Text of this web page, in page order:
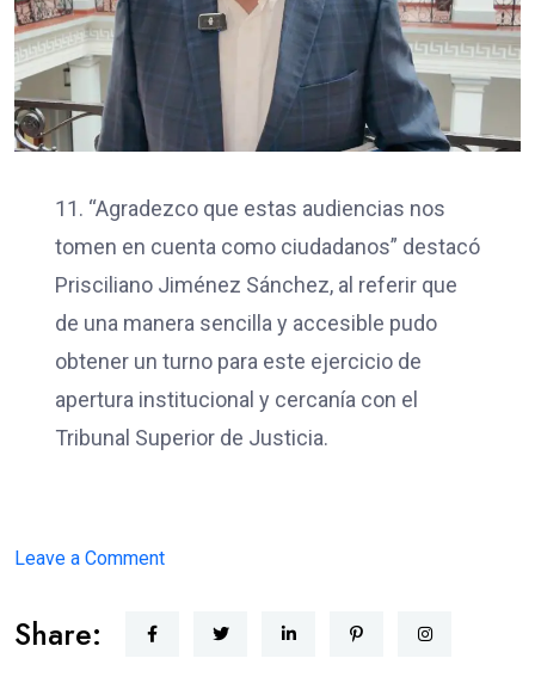
11. “Agradezco que estas audiencias nos
tomen en cuenta como ciudadanos” destacó
Prisciliano Jiménez Sánchez, al referir que
de una manera sencilla y accesible pudo
obtener un turno para este ejercicio de
apertura institucional y cercanía con el
Tribunal Superior de Justicia.
Leave a Commenton
CERCANA
Share: